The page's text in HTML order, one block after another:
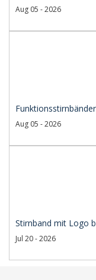
Aug 05 - 2026
Aug 05 - 2026
Stirnband mit Logo
Jul 20 - 2026